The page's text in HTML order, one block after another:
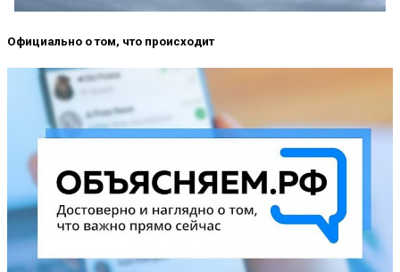
Официально о том, что происходит